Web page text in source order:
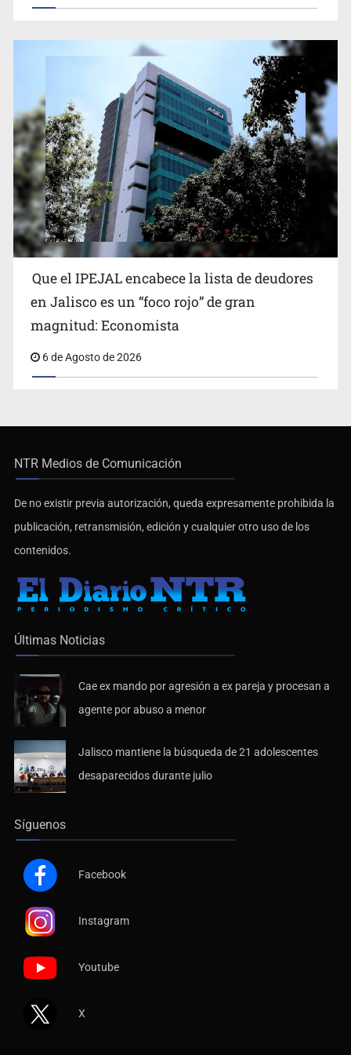
Que el IPEJAL encabece la lista de deudores
en Jalisco es un “foco rojo” de gran
magnitud: Economista
6 de Agosto de 2026
NTR Medios de Comunicación
De no existir previa autorización, queda expresamente prohibida la
publicación, retransmisión, edición y cualquier otro uso de los
contenidos.
Últimas Noticias
Cae ex mando por agresión a ex pareja y procesan a
agente por abuso a menor
Jalisco mantiene la búsqueda de 21 adolescentes
desaparecidos durante julio
Síguenos
Facebook
Instagram
Youtube
X